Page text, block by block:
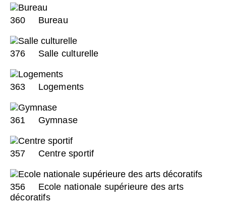
360 Bureau
376 Salle culturelle
363 Logements
361 Gymnase
357 Centre sportif
356
Ecole nationale supérieure des arts
décoratifs